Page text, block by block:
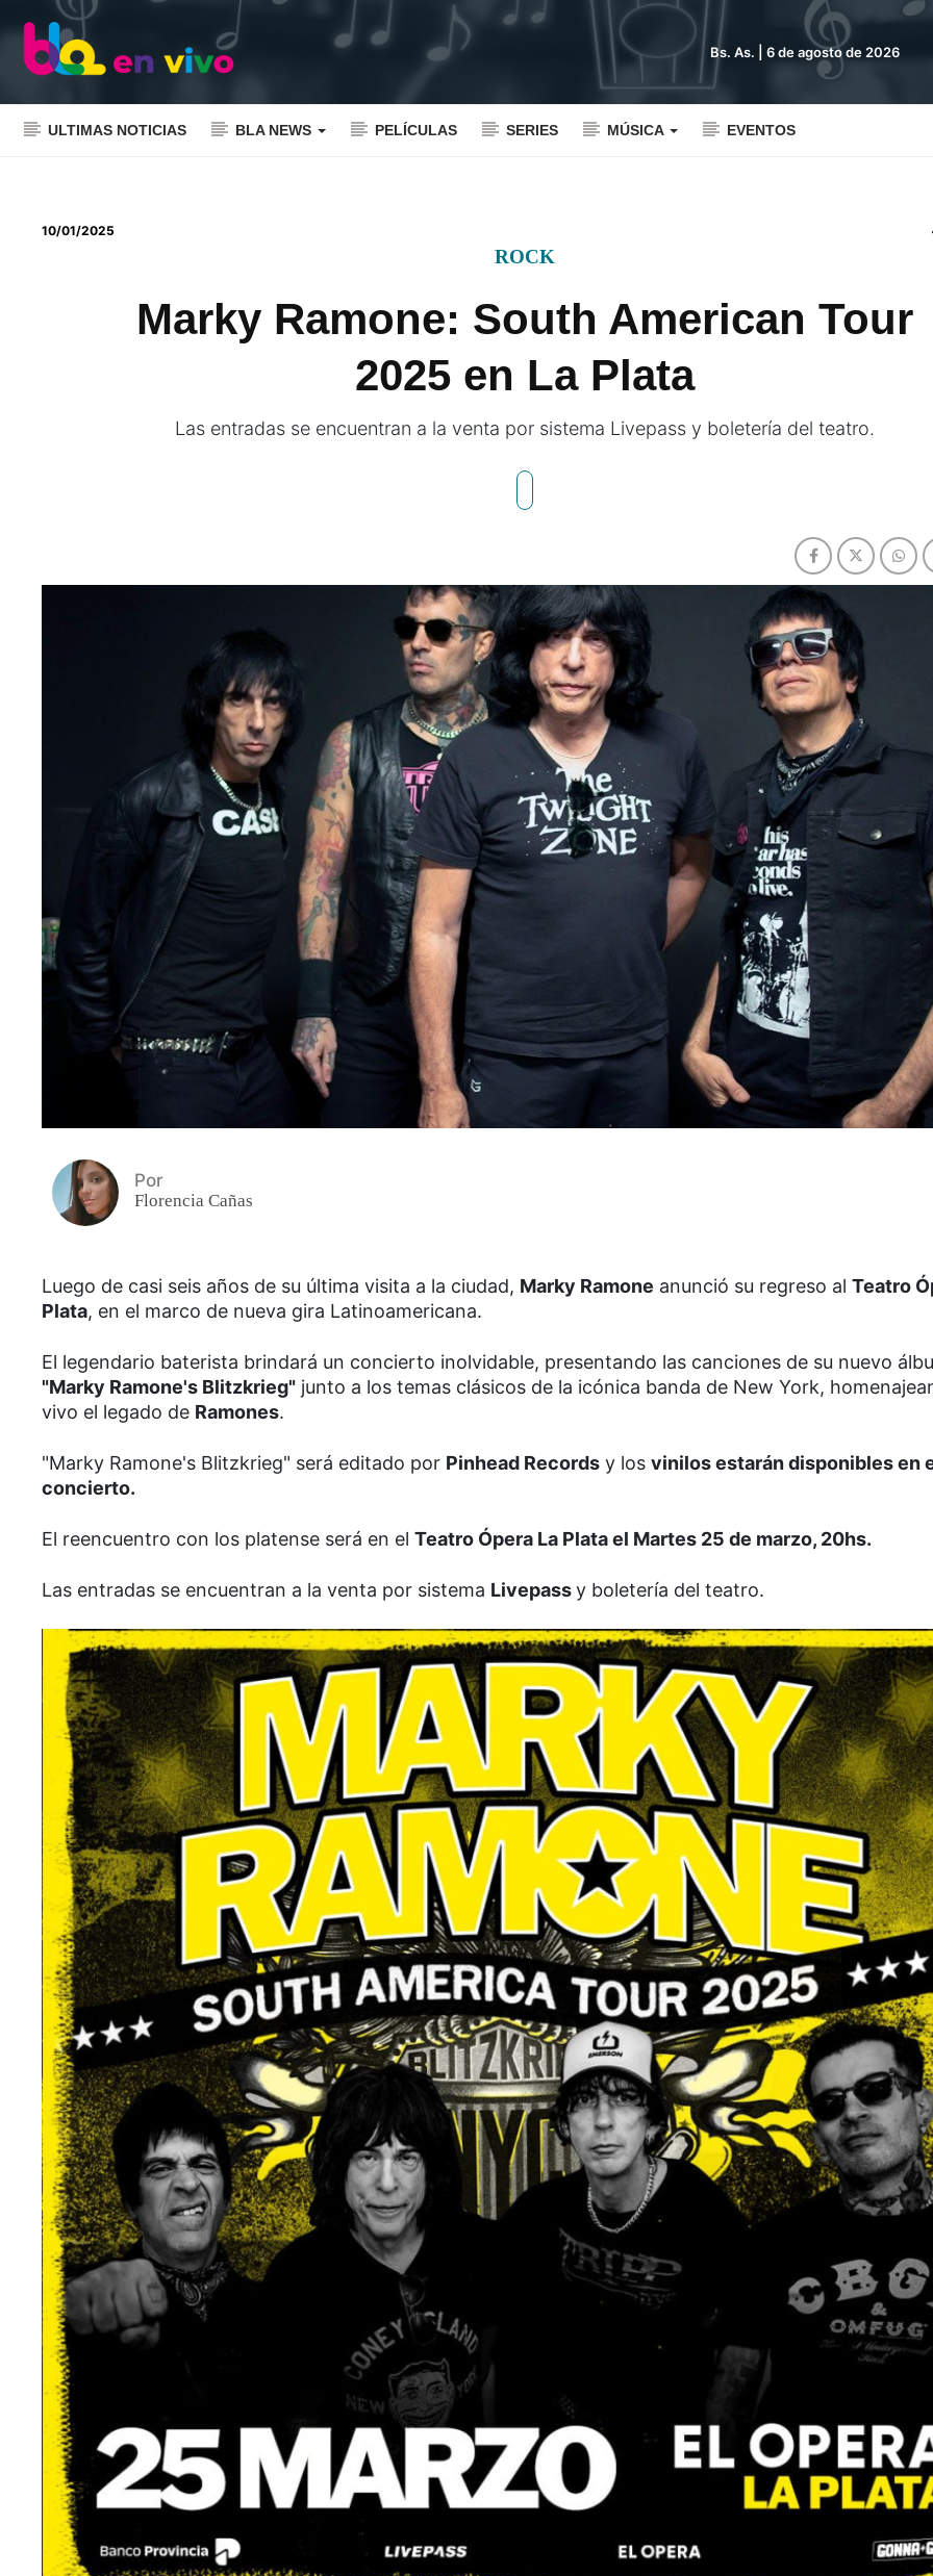
Bs. As. | 6 de agosto de 2026
ULTIMAS NOTICIAS BLA NEWS PELÍCULAS SERIES MÚSICA EVENTOS
10/01/2025
ROCK
Marky Ramone: South American Tour
2025 en La Plata
Las entradas se encuentran a la venta por sistema Livepass y boletería del teatro.
Por
Florencia Cañas
Luego de casi seis años de su última visita a la ciudad, Marky Ramone anunció su regreso al Teatro
Plata, en el marco de nueva gira Latinoamericana.
El legendario baterista brindará un concierto inolvidable, presentando las canciones de su nuevo
"Marky Ramone's Blitzkrieg" junto a los temas clásicos de la icónica banda de New York,
vivo el legado de Ramones.
"Marky Ramone's Blitzkrieg" será editado por Pinhead Records y los vinilos estarán disponibles en
concierto.
El reencuentro con los platense será en el Teatro Ópera La Plata el Martes 25 de marzo, 20hs.
Las entradas se encuentran a la venta por sistema Livepassy boletería del teatro.